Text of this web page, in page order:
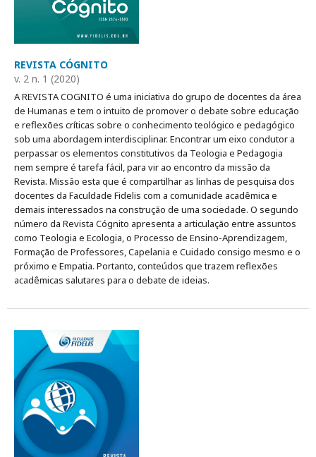
REVISTA CÓGNITO
v. 2 n. 1 (2020)
A REVISTA COGNITO é uma iniciativa do grupo de docentes da área
de Humanas e tem o intuito de promover o debate sobre educação
e reflexões críticas sobre o conhecimento teológico e pedagógico
sob uma abordagem interdisciplinar. Encontrar um eixo condutor a
perpassar os elementos constitutivos da Teologia e Pedagogia
nem sempre é tarefa fácil, para vir ao encontro da missão da
Revista. Missão esta que é compartilhar as linhas de pesquisa dos
docentes da Faculdade Fidelis com a comunidade acadêmica e
demais interessados na construção de uma sociedade. O segundo
número da Revista Cógnito apresenta a articulação entre assuntos
como Teologia e Ecologia, o Processo de Ensino-Aprendizagem,
Formação de Professores, Capelania e Cuidado consigo mesmo e o
próximo e Empatia. Portanto, conteúdos que trazem reflexões
acadêmicas salutares para o debate de ideias.